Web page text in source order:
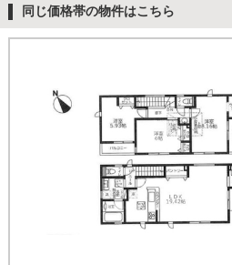
同じ価格帯の物件はこちら